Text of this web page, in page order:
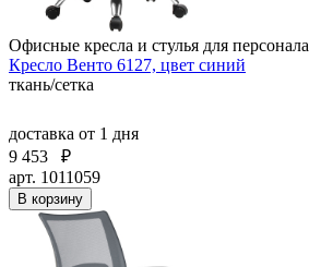
Офисные кресла и стулья для персонала
Кресло Венто 6127, цвет синий
ткань/сетка
доставка от 1 дня
9 453
₽
арт. 1011059
В корзину